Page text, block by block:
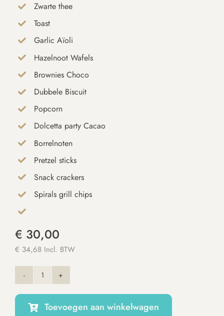
Zwarte thee
Toast
Garlic Aïoli
Hazelnoot Wafels
Brownies Choco
Dubbele Biscuit
Popcorn
Dolcetta party Cacao
Borrelnoten
Pretzel sticks
Snack crackers
Spirals grill chips
€ 30,00
€ 34,68 Incl. BTW
Ready
To
Explore
Toevoegen aan winkelwagen